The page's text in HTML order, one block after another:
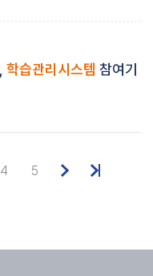
학습관리시스템 참여기
4 5